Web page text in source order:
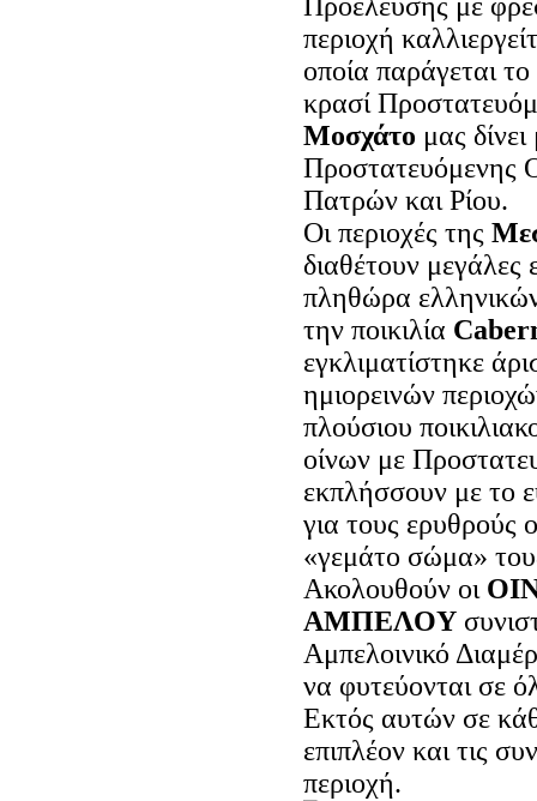
περιοχή
οποία παράγεται
κρασί
Μοσχάτο μας
Προστατευόμενης
Πατρών και Ρίου.
Οι περιοχές της
διαθέτουν μεγάλες
πληθώρα ελληνικών
την ποικιλία
εγκλιματίστηκε
ημιορεινών
πλούσιου
οίνων με
εκπλήσσουν με το
για τους ερυθρούς
«γεμάτο σώμα»
Aκολουθούν οι
AMΠEΛOY
Aμπελοινικό
να φυτεύονται σε
Eκτός αυτών σε
επιπλέον και τις
περιοχή.